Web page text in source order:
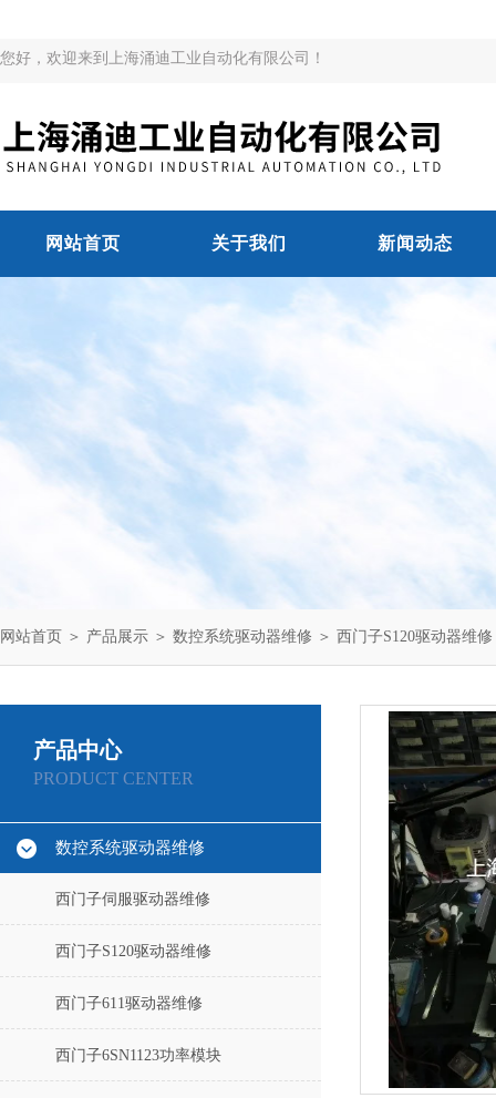
您好，欢迎来到上海涌迪工业自动化有限公司！
网站首页 关于我们 新闻动态
网站首页 ＞ 产品展示 ＞ 数控系统驱动器维修 ＞ 西门子S120驱动器维修
产品中心
PRODUCT CENTER
数控系统驱动器维修
西门子伺服驱动器维修
西门子S120驱动器维修
西门子611驱动器维修
西门子6SN1123功率模块